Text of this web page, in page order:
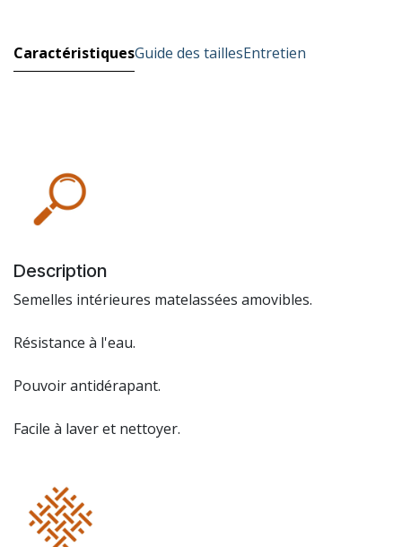
CaractéristiquesGuide des taillesEntretien
Description
Semelles intérieures matelassées amovibles.
Résistance à l'eau.
Pouvoir antidérapant.
Facile à laver et nettoyer.